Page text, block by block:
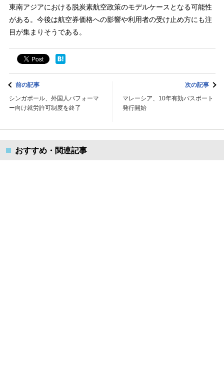
東南アジアにおける脱炭素航空政策のモデルケースとなる可能性
がある。今後は航空券価格への影響や利用者の受け止め方にも注
目が集まりそうである。
前の記事
シンガポール、外国人パフォーマ
ー向け就労許可制度を終了
次の記事
マレーシア、10年有効パスポート
発行開始
おすすめ・関連記事